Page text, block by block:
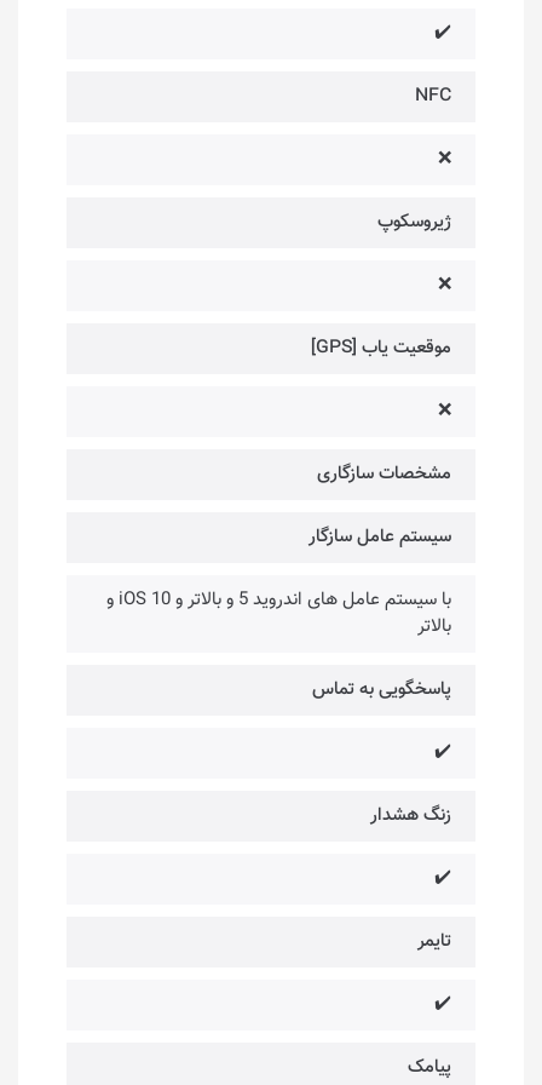
✔️
NFC
❌
ژیروسکوپ
❌
موقعیت یاب [GPS]
❌
مشخصات سازگاری
سیستم عامل سازگار
با سیستم عامل های اندروید 5 و بالاتر و iOS 10 و
بالاتر
پاسخگویی به تماس
✔️
زنگ هشدار
✔️
تایمر
✔️
پیامک